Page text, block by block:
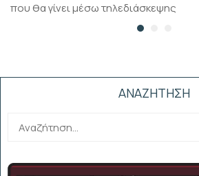
που θα γίνει μέσω τηλεδιάσκεψης
ΑΝΑΖΗΤΗΣΗ